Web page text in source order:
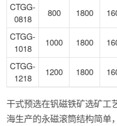
CTGG-
0818
800 1800
CTGG-
1018
1000 1800
CTGG-
1218
1200 1800
干式预选在钒磁铁矿选矿工
海生产的永磁滚筒结构简单